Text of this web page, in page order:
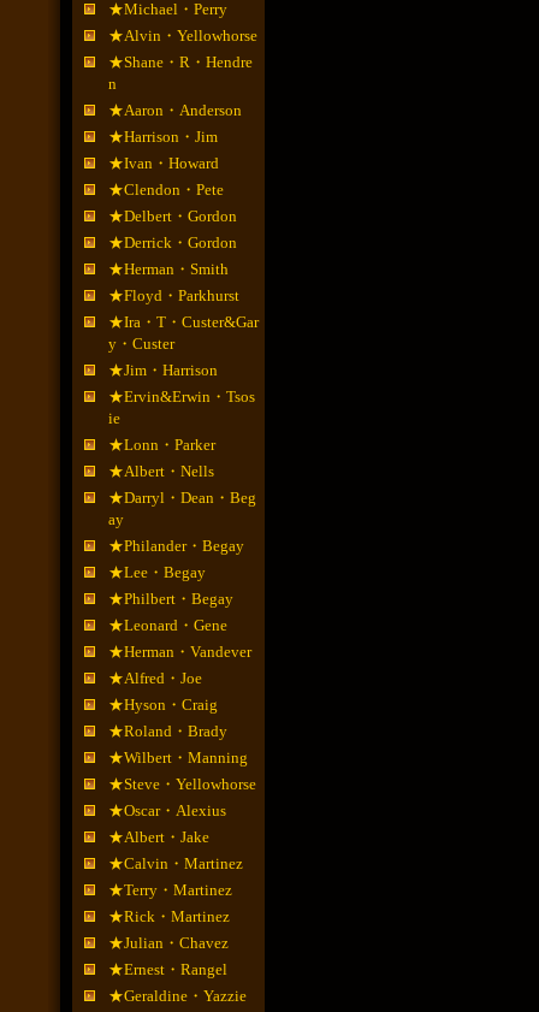
★Michael・Perry
★Alvin・Yellowhorse
★Shane・R・Hendre
n
★Aaron・Anderson
★Harrison・Jim
★Ivan・Howard
★Clendon・Pete
★Delbert・Gordon
★Derrick・Gordon
★Herman・Smith
★Floyd・Parkhurst
★Ira・T・Custer&Gar
y・Custer
★Jim・Harrison
★Ervin&Erwin・Tsos
ie
★Lonn・Parker
★Albert・Nells
★Darryl・Dean・Beg
ay
★Philander・Begay
★Lee・Begay
★Philbert・Begay
★Leonard・Gene
★Herman・Vandever
★Alfred・Joe
★Hyson・Craig
★Roland・Brady
★Wilbert・Manning
★Steve・Yellowhorse
★Oscar・Alexius
★Albert・Jake
★Calvin・Martinez
★Terry・Martinez
★Rick・Martinez
★Julian・Chavez
★Ernest・Rangel
★Geraldine・Yazzie